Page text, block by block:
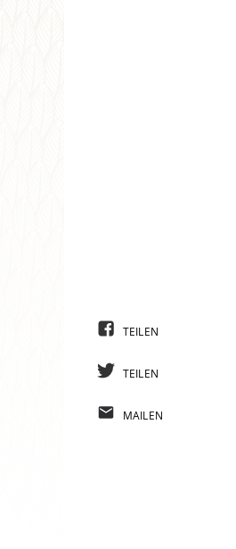
TEILEN
TEILEN
MAILEN